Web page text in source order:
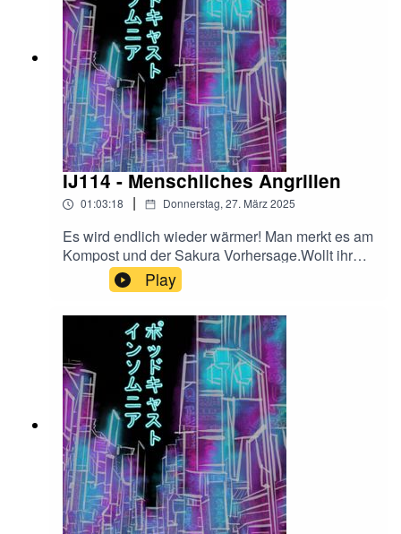
IJ114 - Menschliches Angrillen
01:03:18 | Donnerstag, 27. März 2025
Es wird endlich wieder wärmer! Man merkt es am
Kompost und der Sakura Vorhersage.Wollt ihr
Hallo sagen?@InsomniaJapan auf
Instagramoder:insomniajapanpodcast@gmail.co
mFalls euch der Podcast gefällt, freuen wir uns
sehr über eine Bewertung bei Apple Podcast,
oder wo ihr den Podcast hört!
Play